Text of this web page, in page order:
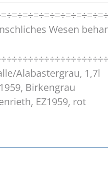
Wesen
Alabastergrau, 1,7l
Birkengrau
EZ1959, rot